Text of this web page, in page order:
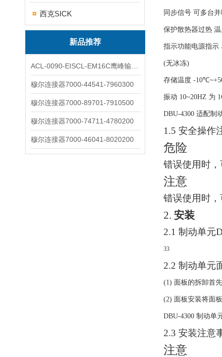
西克SICK
新品推荐
穆尔连接器7000-44541-7960300
穆尔连接器7000-89701-7910500
穆尔连接器7000-74711-4780200
穆尔连接器7000-46041-8020200
同步信号 可多台
保护散热器过热
指示功能电源指
(无冰冻)
存储温度 -10℃
振动 10~20HZ 为
DBU-4300 适配制
1.5 安全操作
危险
错误使用时
注意
错误使用时
2. 安装
2.1 制动单元
33
2.2 制动单元
(1) 面板的拆卸首
(2) 面板安装将面
DBU-4300 制动单
2.3 安装注意
注意